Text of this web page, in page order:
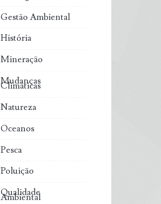
Gestão Ambiental
História
Mineração
Mudanças
Climáticas
Natureza
Oceanos
Pesca
Poluição
Qualidade
Ambiental